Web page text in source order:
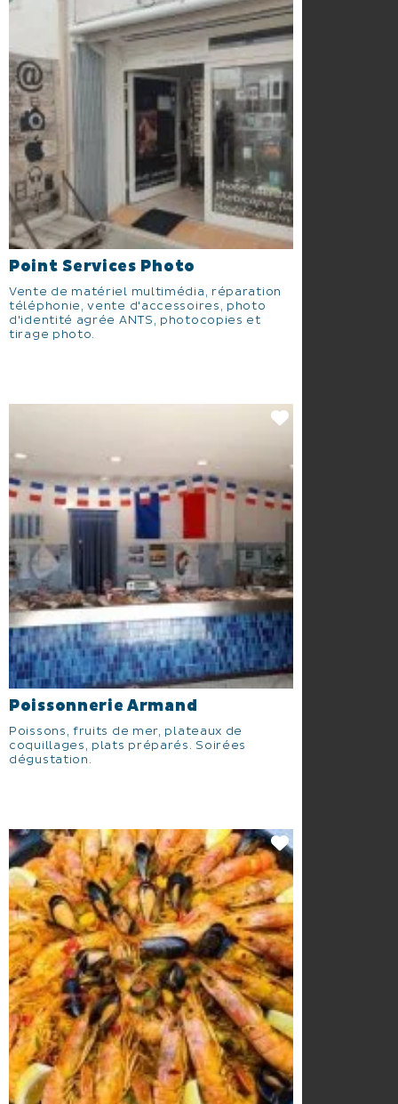
Point Services Photo
Vente de matériel multimédia, réparation
téléphonie, vente d'accessoires, photo
d'identité agrée ANTS, photocopies et
tirage photo.
Poissonnerie Armand
Poissons, fruits de mer, plateaux de
coquillages, plats préparés. Soirées
dégustation.